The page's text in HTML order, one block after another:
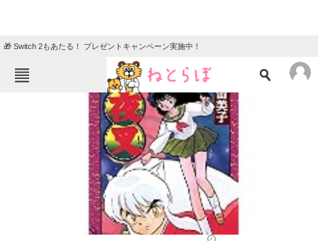
🎁 Switch 2もあたる！ プレゼントキャンペーン実施中！
ねとらぼメニュー
ニュース
クイズ
地域
教育・育児
リサーチ